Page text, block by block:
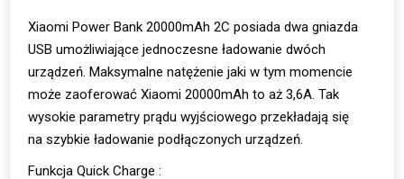
Xiaomi Power Bank 20000mAh 2C posiada dwa gniazda
USB umożliwiające jednoczesne ładowanie dwóch
urządzeń. Maksymalne natężenie jaki w tym momencie
może zaoferować Xiaomi 20000mAh to aż 3,6A. Tak
wysokie parametry prądu wyjściowego przekładają się
na szybkie ładowanie podłączonych urządzeń.
Funkcja Quick Charge :